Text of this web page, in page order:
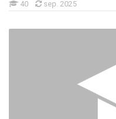
40 sep. 2025